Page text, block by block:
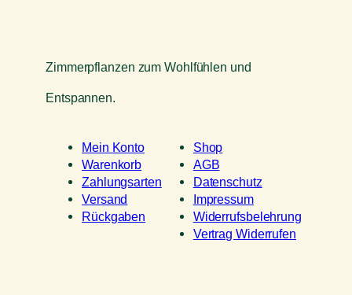
Zimmerpflanzen zum Wohlfühlen und
Entspannen.
Mein Konto
Warenkorb
Zahlungsarten
Versand
Rückgaben
Shop
AGB
Datenschutz
Impressum
Widerrufsbelehrung
Vertrag Widerrufen